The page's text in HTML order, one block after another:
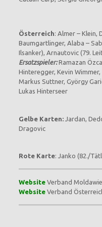
Österreich: Almer – Klein,
Baumgartlinger, Alaba –
Ilsanker), Arnautovic (79.
Ersatzspieler:Ramazan
Hinteregger, Kevin Wimmer,
Markus Suttner, György
Lukas Hinterseer
Gelbe Karten:Jardan,
Dragovic
Rote Karte: Janko (82./
WebsiteVerband
WebsiteVerband